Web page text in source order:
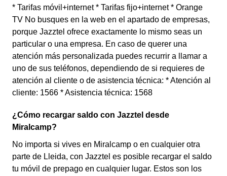
* Tarifas móvil+internet * Tarifas fijo+internet * Orange
TV No busques en la web en el apartado de empresas,
porque Jazztel ofrece exactamente lo mismo seas un
particular o una empresa. En caso de querer una
atención más personalizada puedes recurrir a llamar a
uno de sus teléfonos, dependiendo de si requieres de
atención al cliente o de asistencia técnica: * Atención al
cliente: 1566 * Asistencia técnica: 1568
¿Cómo recargar saldo con Jazztel desde
Miralcamp?
No importa si vives en Miralcamp o en cualquier otra
parte de Lleida, con Jazztel es posible recargar el saldo
tu móvil de prepago en cualquier lugar. Estos son los